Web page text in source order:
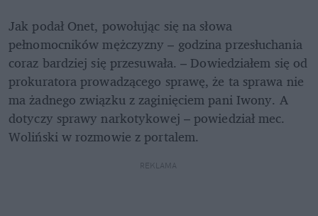
Jak podał Onet, powołując się na słowa
pełnomocników mężczyzny – godzina przesłuchania
coraz bardziej się przesuwała. – Dowiedziałem się od
prokuratora prowadzącego sprawę, że ta sprawa nie
ma żadnego związku z zaginięciem pani Iwony. A
dotyczy sprawy narkotykowej – powiedział mec.
Woliński w rozmowie z portalem.
REKLAMA